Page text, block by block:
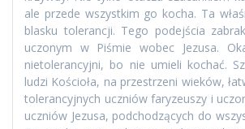
ale przede wszystkim go kocha. Ta
blasku tolerancji. Tego podejścia
uczonym w Piśmie wobec Jezusa.
nietolerancyjni, bo nie umieli kochać.
ludzi Kościoła, na przestrzeni wieków,
tolerancyjnych uczniów faryzeuszy i
uczniów Jezusa, podchodzących do